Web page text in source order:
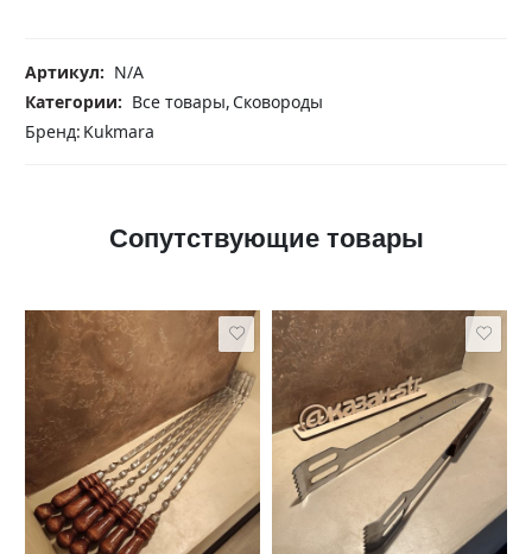
Артикул: N/A
Категории: Все товары, Сковороды
Бренд: Kukmara
Сопутствующие товары